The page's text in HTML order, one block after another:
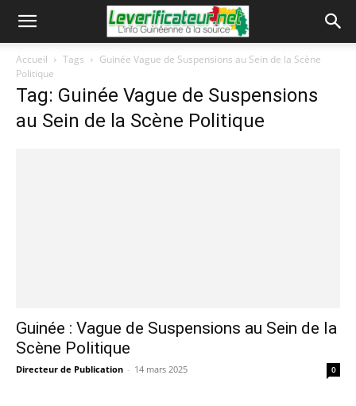
Accueil Tags
Guinée Vague de Suspensions au Sein de la Scène
Politique
Tag: Guinée Vague de Suspensions
au Sein de la Scène Politique
Guinée : Vague de Suspensions au Sein de la
Scène Politique
Directeur de Publication - 14 mars 2025 0